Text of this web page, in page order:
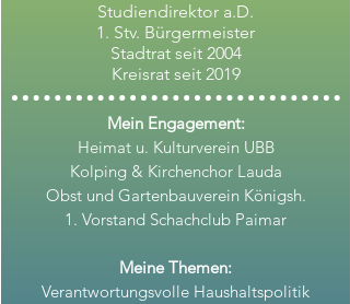
Studiendirektor a.D.
1. Stv. Bürgermeister
Stadtrat seit 2004
Kreisrat seit 2019
Mein Engagement:
Heimat u. Kulturverein UBB
Kolping & Kirchenchor Lauda
Obst und Gartenbauverein Königsh.
1. Vorstand Schachclub Paimar
Meine Themen:
Verantwortungsvolle Haushaltspolitik